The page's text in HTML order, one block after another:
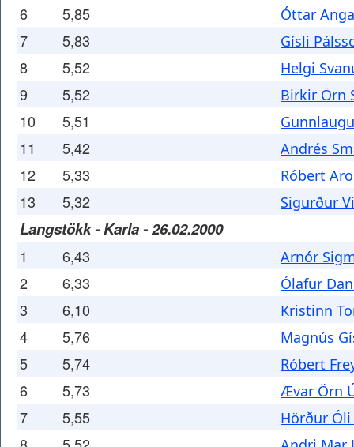
6 5,85 Óttar
7 5,83 Gísli
8 5,52 Helgi
9 5,52 Birkir Örn
10 5,51
11 5,42 Andrés
12 5,33 Róbert
13 5,32 Sigurður
Langstökk - Karla - 26.02.2000
1 6,43 Arnór
2 6,33 Ólafur
3 6,10 Kristinn
4 5,76 Magnús
5 5,74 Róbert
6 5,73 Ævar Örn
7 5,55 Hörður